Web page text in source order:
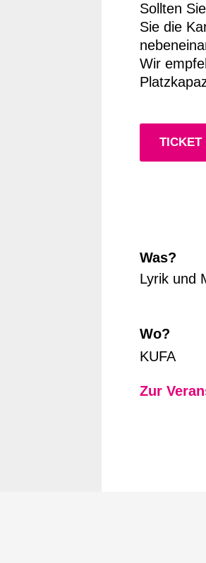
Sollten
Sie die
Wir
TICKET
Was?
Lyrik und
Wo?
KUFA
Zur